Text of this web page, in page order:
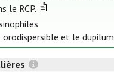
le RCP.
orodispersible et le